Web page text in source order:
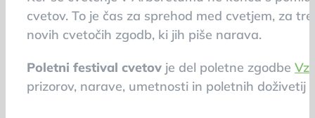
cvetov. To je čas za sprehod med cvetjem, za
novih cvetočih zgodb, ki jih piše narava.
Poletni festival cvetov je del poletne zgodbe
prizorov, narave, umetnosti in poletnih doživetij